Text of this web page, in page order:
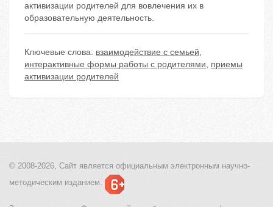
активизации родителей для вовлечения их в
образовательную деятельность.
Ключевые слова: взаимодействие с семьей,
интерактивные формы работы с родителями, приемы
активизации родителей
© 2008-2026, Сайт является официальным электронным научно-
методическим изданием.